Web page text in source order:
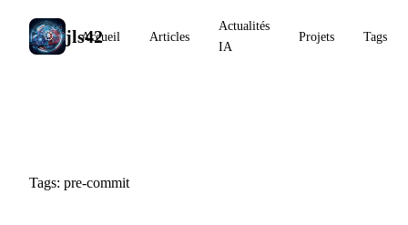
jls42
Accueil Articles
Actualités
IA
Projets Tags
Tags: pre-commit